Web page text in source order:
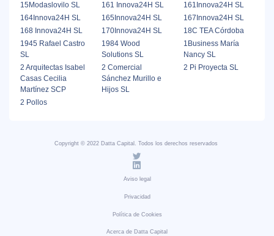
15Modaslovilo SL
161 Innova24H SL
161Innova24H SL
164Innova24H SL
165Innova24H SL
167Innova24H SL
168 Innova24H SL
170Innova24H SL
18C TEA Córdoba
1945 Rafael Castro
SL
1984 Wood
Solutions SL
1Business María
Nancy SL
2 Arquitectas Isabel
Casas Cecilia
Martínez SCP
2 Comercial
Sánchez Murillo e
Hijos SL
2 Pi Proyecta SL
2 Pollos
Copyright © 2022 Datta Capital. Todos los derechos reservados
Aviso legal
Privacidad
Política de Cookies
Acerca de Datta Capital